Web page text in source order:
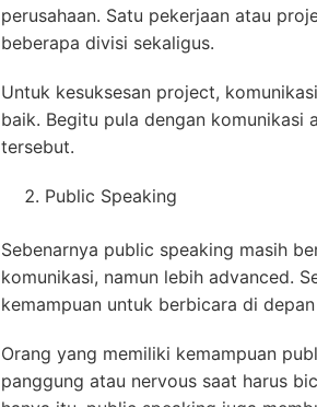
perusahaan. Satu pekerjaan atau
beberapa divisi sekaligus.
Untuk kesuksesan project,
baik. Begitu pula dengan komunikasi
tersebut.
Public Speaking
Sebenarnya public speaking masih
komunikasi, namun lebih advanced.
kemampuan untuk berbicara di
Orang yang memiliki kemampuan
panggung atau nervous saat harus